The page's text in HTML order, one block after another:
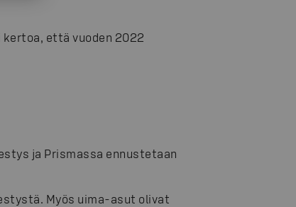
että vuoden 2022
ja Prismassa ennustetaan
Myös uima-asut olivat